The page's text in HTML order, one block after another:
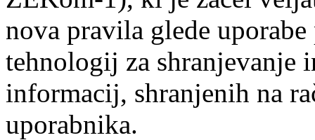
nova pravila glede
tehnologij za shranjevanje
informacij, shranjenih na
uporabnika.